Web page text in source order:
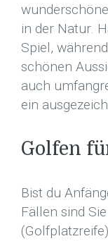
in der Natur.
Spiel,
schönen
auch
ein
Golfen
Bist du
Fällen sind